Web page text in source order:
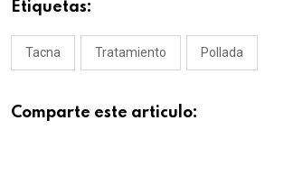
Etiquetas:
Tacna Tratamiento Pollada
Comparte este articulo: